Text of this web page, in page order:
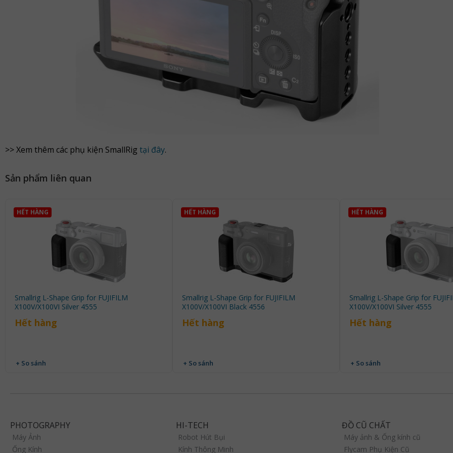
>> Xem thêm các phụ kiện SmallRig tại đây.
Sản phẩm liên quan
Smallrig L-Shape Grip for FUJIFILM
X100V/X100VI Silver 4555
Hết hàng
+ So sánh
HẾT HÀNG
Smallrig L-Shape Grip for FUJIFILM
X100V/X100VI Black 4556
Hết hàng
+ So sánh
HẾT HÀNG
Smallrig L-Shape Grip for
X100V/X100VI Silver 4555
Hết hàng
+ So sánh
HẾT HÀNG
PHOTOGRAPHY
Máy Ảnh
Ống Kính
HI-TECH
Robot Hút Bụi
Kính Thông Minh
ĐỒ CŨ CHẤT
Máy ảnh & Ống kính cũ
Flycam Phụ Kiện Cũ